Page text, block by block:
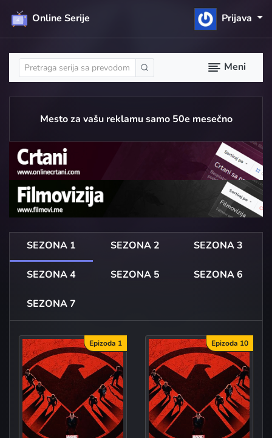
Online Serije Prijava
Meni
Mesto za vašu reklamu samo 50e mesečno
SEZONA 1 SEZONA 2 SEZONA 3
SEZONA 4 SEZONA 5 SEZONA 6
SEZONA 7
Epizoda 1 Epizoda 10